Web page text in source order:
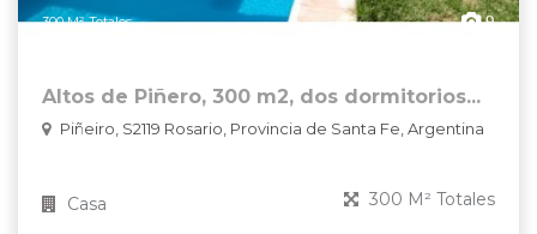
300 M² Totales 9
Altos de Piñero, 300 m2, dos dormitorios...
Piñeiro, S2119 Rosario, Provincia de Santa Fe, Argentina
Casa 300 M² Totales